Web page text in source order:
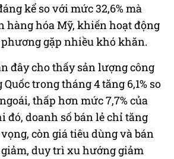
kể so với mức 32,6% mà
hàng hóa Mỹ, khiến hoạt động
gặp nhiều khó khăn.
đây cho thấy sản lượng công
trong tháng 4 tăng 6,1% so
thấp hơn mức 7,7% của
đó, doanh số bán lẻ chỉ tăng
vọng, còn giá tiêu dùng và bán
duy trì xu hướng giảm